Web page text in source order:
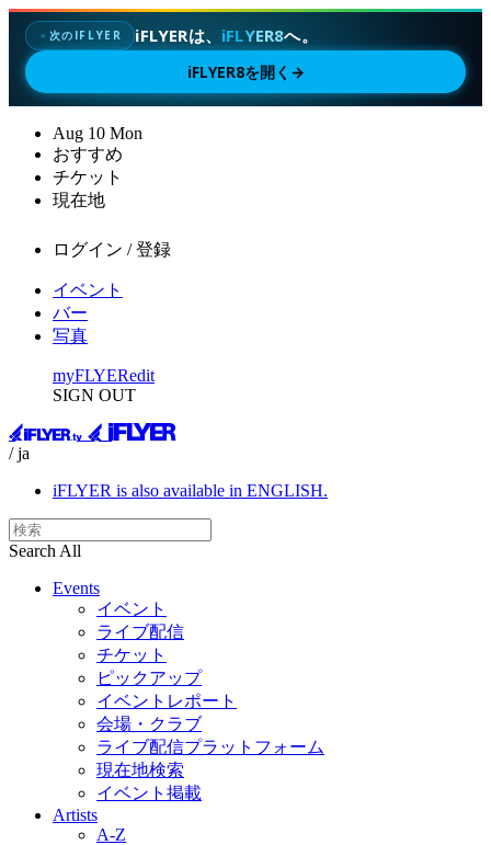
✦次のIFLYER iFLYERは、 iFLYER8へ。
iFLYER8を開く →
Aug 10 Mon
おすすめ
チケット
現在地
ログイン / 登録
イベント
バー
写真
myFLYERedit
SIGN OUT
/ ja
iFLYER is also available in ENGLISH.
Search All
Events
イベント
ライブ配信
チケット
ピックアップ
イベントレポート
会場・クラブ
ライブ配信プラットフォーム
現在地検索
イベント掲載
Artists
A-Z